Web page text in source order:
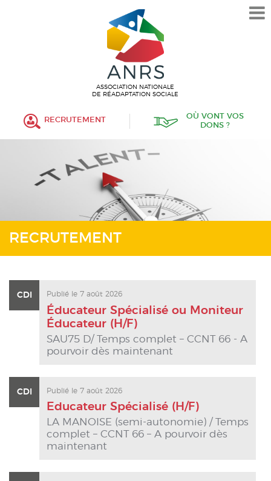
L’ASSOCIATION
HISTORIQUE
VALEURS ET ENGAGEMENT
ASSOCIATIF
FONCTIONNEMENT
ORGANISATION
ÉTABLISSEMENTS SERVICES
CONTACT
INTRANET
ASSOCIATION NATIONALE
DE RÉADAPTATION SOCIALE
RECRUTEMENT
OÙ VONT VOS
DONS ?
RECRUTEMENT
CDI Publié le 7 août 2026
Éducateur Spécialisé ou Moniteur
Éducateur (H/F)
SAU75 D/ Temps complet – CCNT 66 - A
pourvoir dès maintenant
CDI Publié le 7 août 2026
Educateur Spécialisé (H/F)
LA MANOISE (semi-autonomie) / Temps
complet – CCNT 66 – A pourvoir dès
maintenant